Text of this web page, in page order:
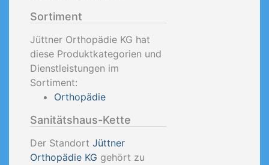
Sortiment
Jüttner Orthopädie KG hat
diese Produktkategorien und
Dienstleistungen im
Sortiment:
Orthopädie
Sanitätshaus-Kette
Der Standort Jüttner
Orthopädie KG gehört zu